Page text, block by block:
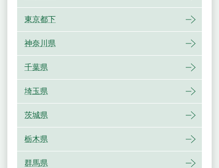
東京都下
神奈川県
千葉県
埼玉県
茨城県
栃木県
群馬県